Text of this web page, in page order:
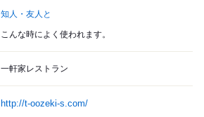
知人・友人と
こんな時によく使われます。
一軒家レストラン
http://t-oozeki-s.com/